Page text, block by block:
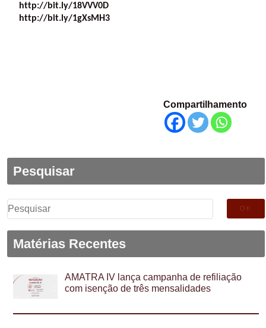
http://bit.ly/18VVV0D
http://bit.ly/1gXsMH3
Compartilhamento
Pesquisar
Pesquisar
por:
Matérias Recentes
AMATRA IV lança campanha de refiliação
com isenção de três mensalidades